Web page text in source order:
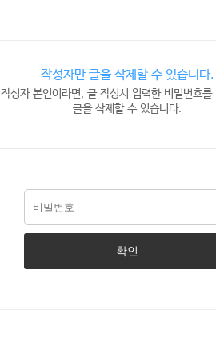
작성자만 글을 삭제할 수 있습니다.
작성자 본인이라면, 글 작성시 입력한 비밀번호를
글을 삭제할 수 있습니다.